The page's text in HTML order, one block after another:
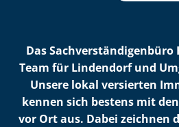
Das
Team für Lindendorf und
Unsere lokal versierten
kennen sich bestens mit
vor Ort aus. Dabei zeichnen